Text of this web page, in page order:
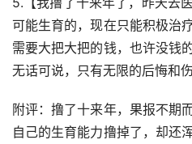
可能生育的，现在只能积极治
需要大把大把的钱，也许没钱
无话可说，只有无限的后悔和伤
附评：撸了十来年，果报不期
自己的生育能力撸掉了，却还